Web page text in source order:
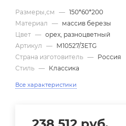
Размеры,см — 150*60*200
Материал — массив березы
Цвет — орех, разноцветный
Артикул — М10527/3ETG
Страна изготовитель — Россия
Стиль — Классика
Все характеристики